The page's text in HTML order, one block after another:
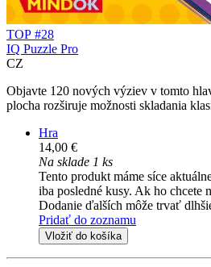
TOP #28
IQ Puzzle Pro
CZ
Objavte 120 nových výziev v tomto
plocha rozširuje možnosti skladania
Hra
14,00 €
Na sklade 1 ks
Tento produkt máme síce
iba posledné kusy. Ak ho chcete
Dodanie ďalších môže trvať
Pridať do zoznamu
Vložiť do košíka